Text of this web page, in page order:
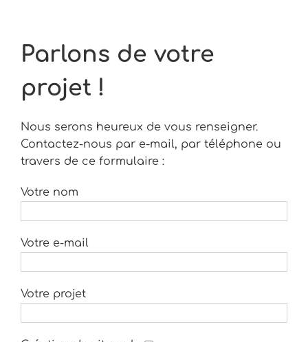
contenuParlons de votre
projet !
Nous serons heureux de vous renseigner.
Contactez-nous par e-mail, par téléphone ou
travers de ce formulaire :
Votre nom
Votre e-mail
Votre projet